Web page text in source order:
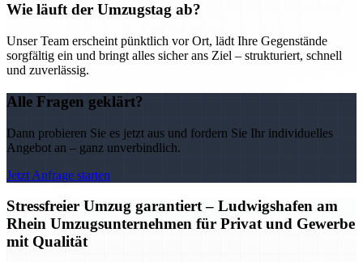
Wie läuft der Umzugstag ab?
Unser Team erscheint pünktlich vor Ort, lädt Ihre Gegenstände
sorgfältig ein und bringt alles sicher ans Ziel – strukturiert, schnell
und zuverlässig.
Alle Fragen geklärt?
Dann probieren Sie es jetzt aus und fordern Sie Ihr individuelles
Angebot an – ganz unverbindlich.
Jetzt Anfrage starten
Stressfreier Umzug garantiert – Ludwigshafen am
Rhein Umzugsunternehmen für Privat und Gewerbe
mit Qualität